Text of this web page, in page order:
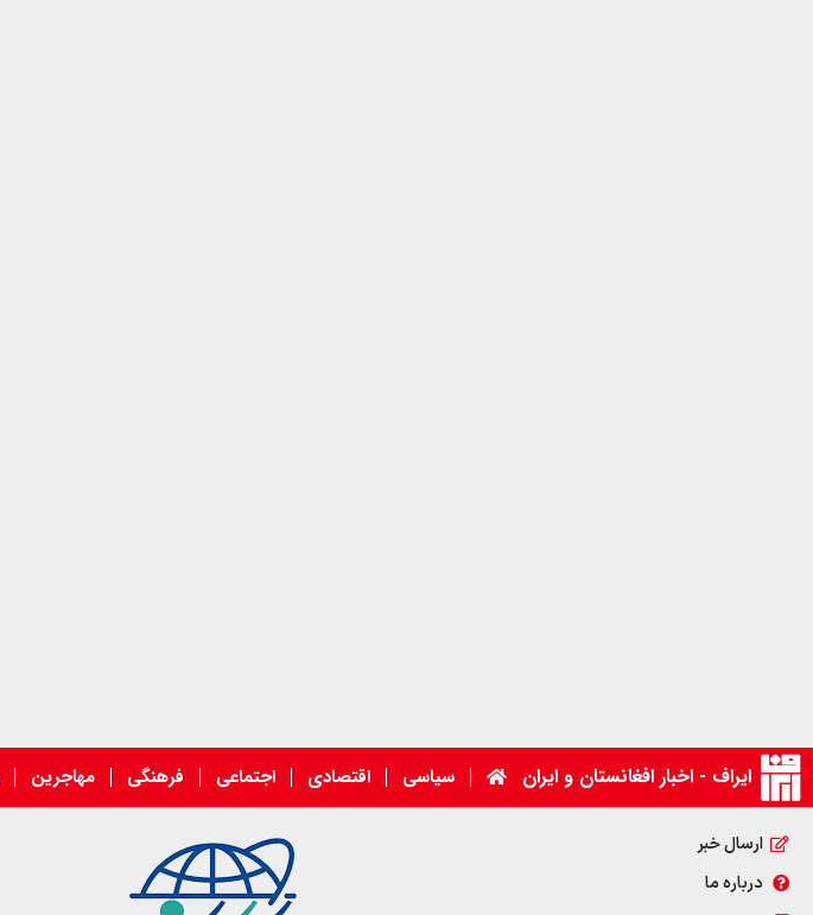
ایراف - اخبار افغانستان و ایران سیاسی اقتصادی اجتماعی فرهنگی مهاجرین
ارسال خبر
درباره ما